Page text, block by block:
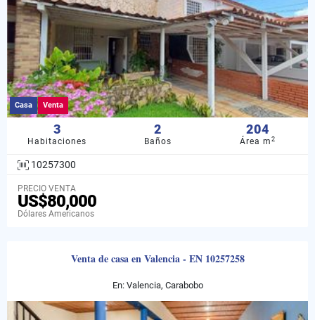
Casa Venta
3
Habitaciones
2
Baños
204
Área m2
10257300
PRECIO VENTA
US$80,000
Dólares Americanos
Venta de casa en Valencia - EN 10257258
En: Valencia, Carabobo